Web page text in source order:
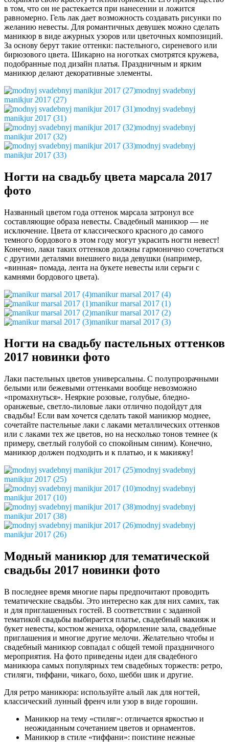
в том, что он не растекается при нанесении и ложится
равномерно. Гель лак дает возможность создавать рисунки по
желанию невесты. Для романтичных девушек можно сделать
маникюр в виде ажурных узоров или цветочных композиций.
За основу берут такие оттенки: пастельного, сиреневого или
бирюзового цвета. Шикарно на ноготках смотрятся кружева,
подобранные под дизайн платья. Праздничным и ярким
маникюр делают декоративные элементы.
modnyj svadebnyj
manikjur 2017 (27)
modnyj svadebnyj
manikjur 2017 (31)
modnyj svadebnyj
manikjur 2017 (32)
modnyj svadebnyj
manikjur 2017 (33)
Ногти на свадьбу цвета марсала 2017
фото
Названный цветом года оттенок марсала затронул все
составляющие образа невесты. Свадебный маникюр — не
исключение. Цвета от классического красного до самого
темного бордового в этом году могут украсить ногти невест!
Конечно, лаки таких оттенков должны гармонично сочетаться
с другими деталями внешнего вида девушки (например,
«винная» помада, лента на букете невесты или серьги с
камнями бордового цвета).
manikur marsal 2017 (4)
manikur marsal 2017 (1)
manikur marsal 2017 (2)
manikur marsal 2017 (3)
Ногти на свадьбу пастельных оттенков
2017 новинки фото
Лаки пастельных цветов универсальны. С полупрозрачными
белыми или бежевыми оттенками вообще невозможно
«промахнуться». Неяркие розовые, голубые, бледно-
оранжевые, светло-лиловые лаки отлично подойдут для
свадьбы! Если вам хочется сделать такой маникюр моднее,
сочетайте пастельные лаки с лаками металлических оттенков
или с лаками тех же цветов, но на несколько тонов темнее (к
примеру, светлый голубой со спокойным синим). Конечно,
маникюр должен подходить и к платью, и к макияжу!
modnyj svadebnyj
manikjur 2017 (25)
modnyj svadebnyj
manikjur 2017 (10)
modnyj svadebnyj
manikjur 2017 (38)
modnyj svadebnyj
manikjur 2017 (26)
Модный маникюр для тематической
свадьбы 2017 новинки фото
В последнее время многие пары предпочитают проводить
тематические свадьбы. Это интересно как для них самих, так
и для приглашенных гостей. В соответствии с заданной
тематикой свадьбы выбирается платье, свадебный макияж и
букет невесты, костюм жениха, оформление зала, свадебные
приглашения и многие другие мелочи. Желательно чтобы и
свадебный маникюр совпадал с общей темой праздничного
мероприятия. На фото приведены идеи для свадебного
маникюра самых популярных тем свадебных торжеств: ретро,
стиляги, тиффани, чикаго, бохо, шебби шик и другие.
Для ретро маникюра: используйте алый лак для ногтей,
классический лунный френч или узор в виде горошин.
Маникюр на тему «стиляг»: отличается яркостью и
неожиданным сочетанием цветов и орнаментов.
Маникюр в стиле «тиффани»: поистине нежные